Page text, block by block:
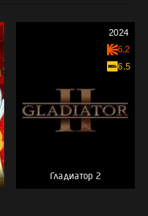
Гладиатор 2
2024
6.2
6.5